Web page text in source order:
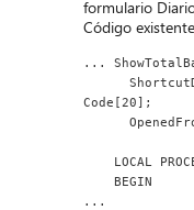
formulario
Código existente
...
      ShortcutDimCode@1018 : ARRAY [8] OF
Code[20];
LOCAL
    BEGIN
...